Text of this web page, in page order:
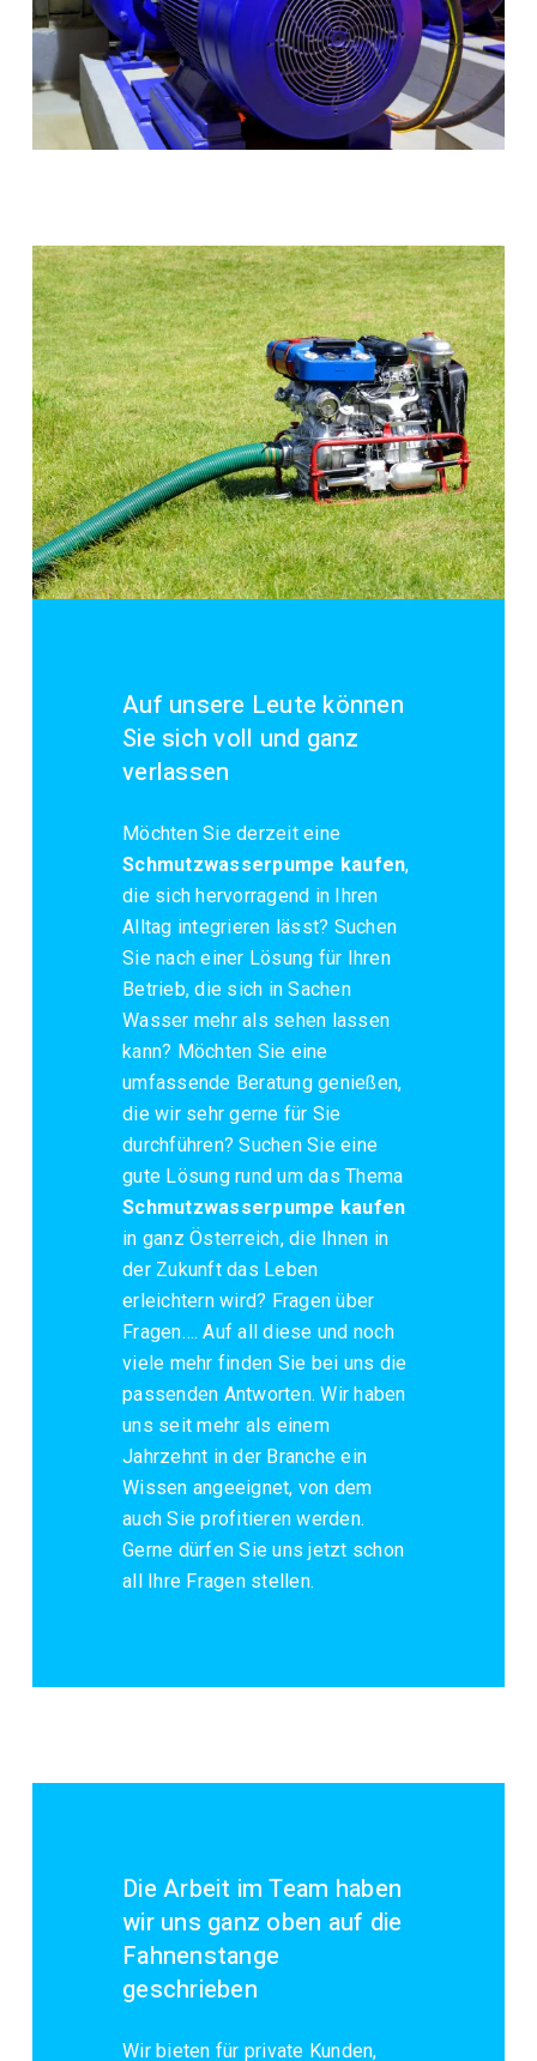
Auf unsere Leute können
Sie sich voll und ganz
verlassen
Möchten Sie derzeit eine
Schmutzwasserpumpe kaufen,
die sich hervorragend in Ihren
Alltag integrieren lässt? Suchen
Sie nach einer Lösung für Ihren
Betrieb, die sich in Sachen
Wasser mehr als sehen lassen
kann? Möchten Sie eine
umfassende Beratung genießen,
die wir sehr gerne für Sie
durchführen? Suchen Sie eine
gute Lösung rund um das Thema
Schmutzwasserpumpe kaufen
in ganz Österreich, die Ihnen in
der Zukunft das Leben
erleichtern wird? Fragen über
Fragen…. Auf all diese und noch
viele mehr finden Sie bei uns die
passenden Antworten. Wir haben
uns seit mehr als einem
Jahrzehnt in der Branche ein
Wissen angeeignet, von dem
auch Sie profitieren werden.
Gerne dürfen Sie uns jetzt schon
all Ihre Fragen stellen.
Die Arbeit im Team haben
wir uns ganz oben auf die
Fahnenstange
geschrieben
Wir bieten für private Kunden,